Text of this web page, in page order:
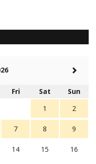
Fri Sat
Sun
1
2
7 8 9
14 15 16